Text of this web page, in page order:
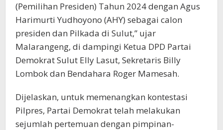
(Pemilihan Presiden) Tahun 2024 dengan Agus
Harimurti Yudhoyono (AHY) sebagai calon
presiden dan Pilkada di Sulut,” ujar
Malarangeng, di dampingi Ketua DPD Partai
Demokrat Sulut Elly Lasut, Sekretaris Billy
Lombok dan Bendahara Roger Mamesah.
Dijelaskan, untuk memenangkan kontestasi
Pilpres, Partai Demokrat telah melakukan
sejumlah pertemuan dengan pimpinan-